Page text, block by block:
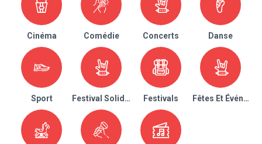
Cinéma Comédie Concerts Danse
Sport Festival Solidaire Festivals Fêtes Et